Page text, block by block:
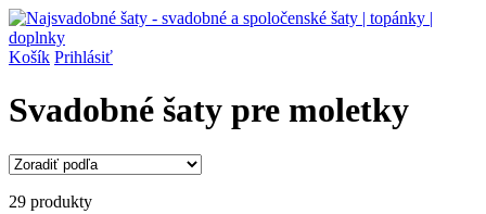
Košík Prihlásiť
Svadobné šaty pre moletky
29 produkty